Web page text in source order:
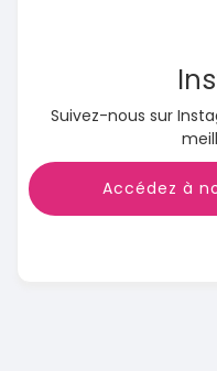
Suivez-nous sur
Accédez à